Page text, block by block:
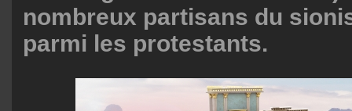
nombreux partisans du
parmi les protestants.